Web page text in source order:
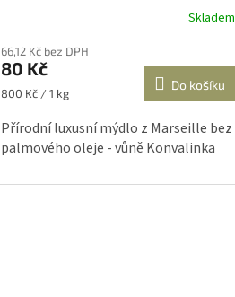
produktu
je
5,0
5
hvězdiček.
Skladem
66,12 Kč bez DPH
80 Kč
Měrná
800 Kč / 1 kg
Do košíku
Přírodní luxusní mýdlo z Marseille bez
palmového oleje - vůně Konvalinka